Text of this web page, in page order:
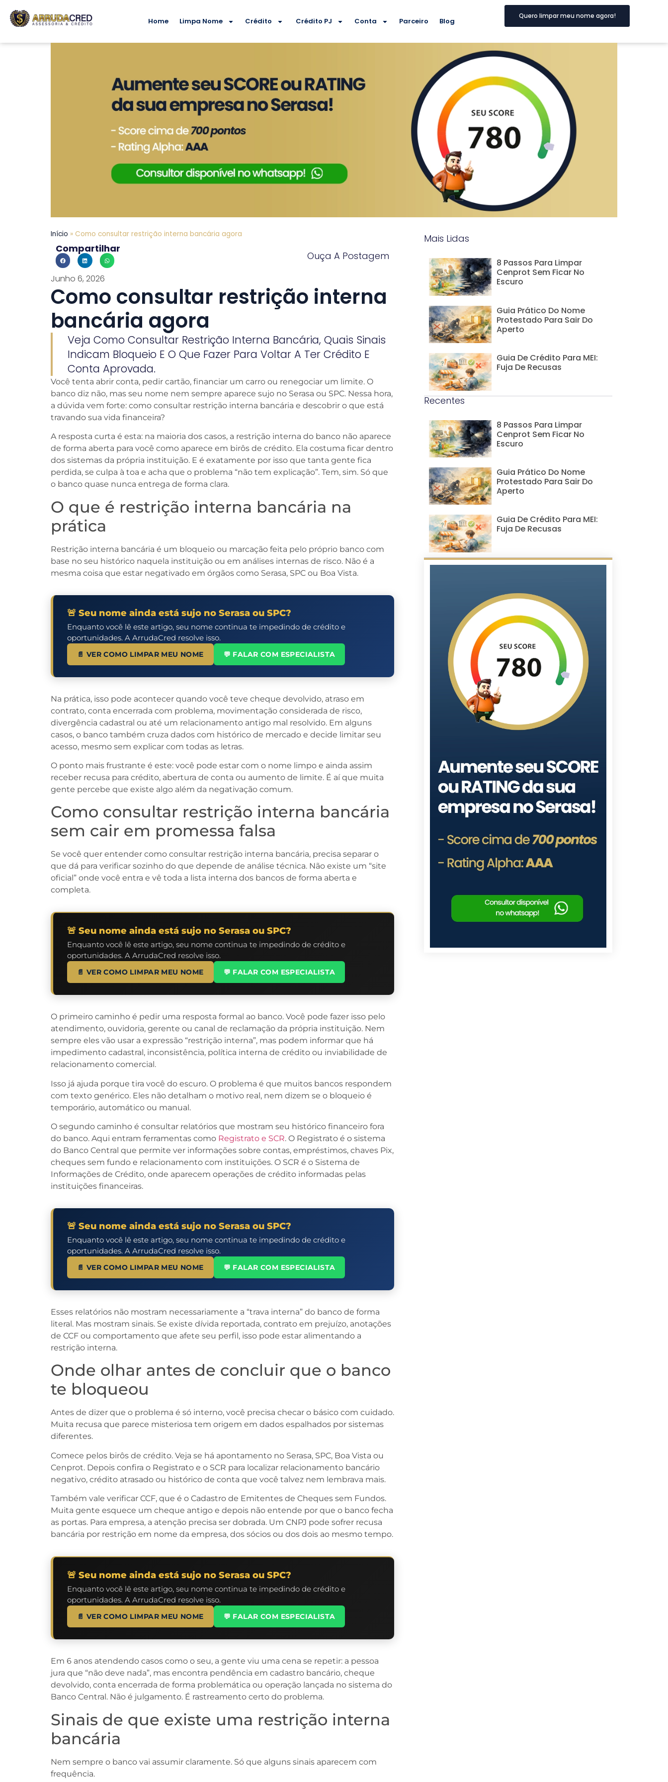
Home Limpa Nome Crédito Crédito PJ Conta Parceiro Blog
Quero limpar meu nome agora!
Início » Como consultar restrição interna bancária agora
Compartilhar
Ouça A Postagem
Junho 6, 2026
Como consultar restrição interna
bancária agora
Veja Como Consultar Restrição Interna Bancária, Quais Sinais
Indicam Bloqueio E O Que Fazer Para Voltar A Ter Crédito E
Conta Aprovada.
Você tenta abrir conta, pedir cartão, financiar um carro ou renegociar um limite. O
banco diz não, mas seu nome nem sempre aparece sujo no Serasa ou SPC. Nessa hora,
a dúvida vem forte: como consultar restrição interna bancária e descobrir o que está
travando sua vida financeira?
A resposta curta é esta: na maioria dos casos, a restrição interna do banco não aparece
de forma aberta para você como aparece em birôs de crédito. Ela costuma ficar dentro
dos sistemas da própria instituição. E é exatamente por isso que tanta gente fica
perdida, se culpa à toa e acha que o problema “não tem explicação”. Tem, sim. Só que
o banco quase nunca entrega de forma clara.
O que é restrição interna bancária na
prática
Restrição interna bancária é um bloqueio ou marcação feita pelo próprio banco com
base no seu histórico naquela instituição ou em análises internas de risco. Não é a
mesma coisa que estar negativado em órgãos como Serasa, SPC ou Boa Vista.
🚨 Seu nome ainda está sujo no Serasa ou SPC?
Enquanto você lê este artigo, seu nome continua te impedindo de crédito e
oportunidades. A ArrudaCred resolve isso.
📄 VER COMO LIMPAR MEU NOME 💬 FALAR COM ESPECIALISTA
Na prática, isso pode acontecer quando você teve cheque devolvido, atraso em
contrato, conta encerrada com problema, movimentação considerada de risco,
divergência cadastral ou até um relacionamento antigo mal resolvido. Em alguns
casos, o banco também cruza dados com histórico de mercado e decide limitar seu
acesso, mesmo sem explicar com todas as letras.
O ponto mais frustrante é este: você pode estar com o nome limpo e ainda assim
receber recusa para crédito, abertura de conta ou aumento de limite. É aí que muita
gente percebe que existe algo além da negativação comum.
Como consultar restrição interna bancária
sem cair em promessa falsa
Se você quer entender como consultar restrição interna bancária, precisa separar o
que dá para verificar sozinho do que depende de análise técnica. Não existe um “site
oficial” onde você entra e vê toda a lista interna dos bancos de forma aberta e
completa.
🚨 Seu nome ainda está sujo no Serasa ou SPC?
Enquanto você lê este artigo, seu nome continua te impedindo de crédito e
oportunidades. A ArrudaCred resolve isso.
📄 VER COMO LIMPAR MEU NOME 💬 FALAR COM ESPECIALISTA
O primeiro caminho é pedir uma resposta formal ao banco. Você pode fazer isso pelo
atendimento, ouvidoria, gerente ou canal de reclamação da própria instituição. Nem
sempre eles vão usar a expressão “restrição interna”, mas podem informar que há
impedimento cadastral, inconsistência, política interna de crédito ou inviabilidade de
relacionamento comercial.
Isso já ajuda porque tira você do escuro. O problema é que muitos bancos respondem
com texto genérico. Eles não detalham o motivo real, nem dizem se o bloqueio é
temporário, automático ou manual.
O segundo caminho é consultar relatórios que mostram seu histórico financeiro fora
do banco. Aqui entram ferramentas como Registrato e SCR. O Registrato é o sistema
do Banco Central que permite ver informações sobre contas, empréstimos, chaves Pix,
cheques sem fundo e relacionamento com instituições. O SCR é o Sistema de
Informações de Crédito, onde aparecem operações de crédito informadas pelas
instituições financeiras.
🚨 Seu nome ainda está sujo no Serasa ou SPC?
Enquanto você lê este artigo, seu nome continua te impedindo de crédito e
oportunidades. A ArrudaCred resolve isso.
📄 VER COMO LIMPAR MEU NOME 💬 FALAR COM ESPECIALISTA
Esses relatórios não mostram necessariamente a “trava interna” do banco de forma
literal. Mas mostram sinais. Se existe dívida reportada, contrato em prejuízo, anotações
de CCF ou comportamento que afete seu perfil, isso pode estar alimentando a
restrição interna.
Onde olhar antes de concluir que o banco
te bloqueou
Antes de dizer que o problema é só interno, você precisa checar o básico com cuidado.
Muita recusa que parece misteriosa tem origem em dados espalhados por sistemas
diferentes.
Comece pelos birôs de crédito. Veja se há apontamento no Serasa, SPC, Boa Vista ou
Cenprot. Depois confira o Registrato e o SCR para localizar relacionamento bancário
negativo, crédito atrasado ou histórico de conta que você talvez nem lembrava mais.
Também vale verificar CCF, que é o Cadastro de Emitentes de Cheques sem Fundos.
Muita gente esquece um cheque antigo e depois não entende por que o banco fecha
as portas. Para empresa, a atenção precisa ser dobrada. Um CNPJ pode sofrer recusa
bancária por restrição em nome da empresa, dos sócios ou dos dois ao mesmo tempo.
🚨 Seu nome ainda está sujo no Serasa ou SPC?
Enquanto você lê este artigo, seu nome continua te impedindo de crédito e
oportunidades. A ArrudaCred resolve isso.
📄 VER COMO LIMPAR MEU NOME 💬 FALAR COM ESPECIALISTA
Em 6 anos atendendo casos como o seu, a gente viu uma cena se repetir: a pessoa
jura que “não deve nada”, mas encontra pendência em cadastro bancário, cheque
devolvido, conta encerrada de forma problemática ou operação lançada no sistema do
Banco Central. Não é julgamento. É rastreamento certo do problema.
Sinais de que existe uma restrição interna
bancária
Nem sempre o banco vai assumir claramente. Só que alguns sinais aparecem com
frequência.
Mais Lidas
8 Passos Para Limpar
Cenprot Sem Ficar No
Escuro
Guia Prático Do Nome
Protestado Para Sair Do
Aperto
Guia De Crédito Para MEI:
Fuja De Recusas
Recentes
8 Passos Para Limpar
Cenprot Sem Ficar No
Escuro
Guia Prático Do Nome
Protestado Para Sair Do
Aperto
Guia De Crédito Para MEI:
Fuja De Recusas